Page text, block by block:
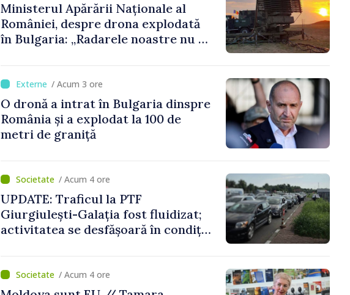
Ministerul Apărării Naționale al
României, despre drona explodată
în Bulgaria: „Radarele noastre nu au
/ Acum 3 ore
O dronă a intrat în Bulgaria dinspre
România și a explodat la 100 de
metri de graniță
/ Acum 4 ore
UPDATE: Traficul la PTF
Giurgiulești-Galația fost fluidizat;
activitatea se desfășoară în condiții
/ Acum 4 ore